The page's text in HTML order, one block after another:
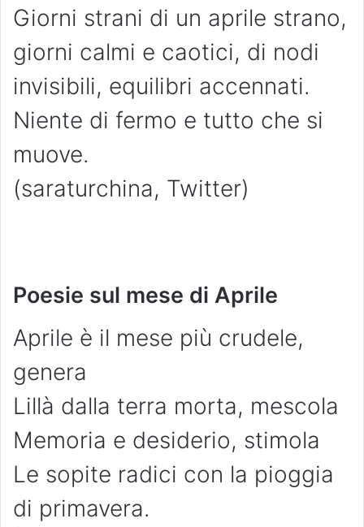
Giorni strani di un aprile strano,
giorni calmi e caotici, di nodi
invisibili, equilibri accennati.
Niente di fermo e tutto che si
muove.
(saraturchina, Twitter)
Poesie sul mese di Aprile
Aprile è il mese più crudele,
genera
Lillà dalla terra morta, mescola
Memoria e desiderio, stimola
Le sopite radici con la pioggia
di primavera.